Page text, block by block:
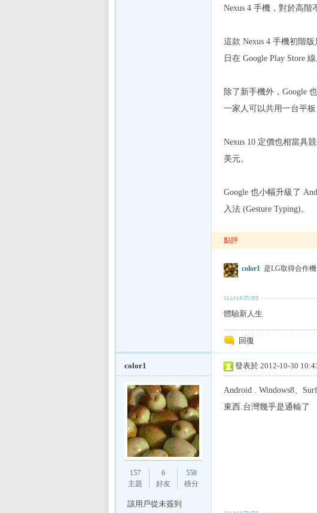
Nexus 4 手機，對於高階
這款 Nexus 4 手機初階
日在 Google Play Store 線
除了新手機外，Google
一家人可以共用一台平
Nexus 10 定價也相當具
美元。
Google 也小幅升級了
入法 (Gesture Typing)。
點評
color1 是LG取得合作
體驗新人生
回復
color1
157
主題
6
好友
558
積分
該用戶從未簽到
發表於 2012-10-30
Android . Windows8、
東西.台灣幾乎是通輸了